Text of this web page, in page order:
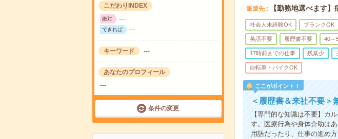
こだわりINDEX
絶対 ---
できれば ---
キーワード ---
あなたのプロフィール
---
条件の変更
派遣先 【勤務地選べます
社会人未経験OK ブランクOK
英語不要 履歴書不要 40～
17時前までの仕事 残業少
自転車・バイクOK
ここがポイント！
＜履歴書＆来社不要＞
【専門的な知識は不要】カ
す。医療行為や身体介助は
用語だったり、仕事の進め